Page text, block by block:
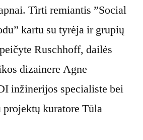
Tìrti remiantis ”Social
kartu su tyrėja ir grupių
Ruschhoff, dailės
dizainere Agne
inžinerijos specialiste bei
kuratore Tūla